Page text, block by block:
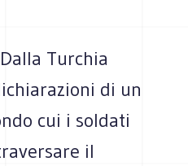
Turchia
di un
cui i soldati
il